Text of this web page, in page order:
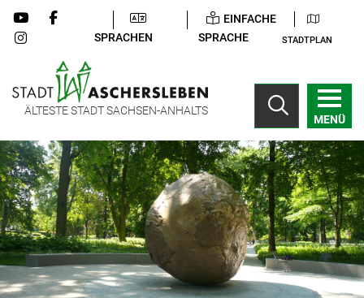
SPRACHEN
EINFACHE
SPRACHE
STADTPLAN
ÄLTESTE STADT SACHSEN-ANHALTS
MENÜ